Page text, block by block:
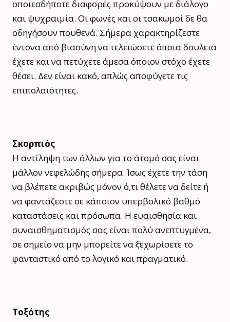
οποιεσδήποτε διαφορές προκύψουν με διάλογο
και ψυχραιμία. Οι φωνές και οι τσακωμοί δε θα
οδηγήσουν πουθενά. Σήμερα χαρακτηρίζεστε
έντονα από βιασύνη να τελειώσετε όποια δουλειά
έχετε και να πετύχετε άμεσα όποιον στόχο έχετε
θέσει. Δεν είναι κακό, απλώς αποφύγετε τις
επιπολαιότητες.
Σκορπιός
Η αντίληψη των άλλων για το άτομό σας είναι
μάλλον νεφελώδης σήμερα. Ίσως έχετε την τάση
να βλέπετε ακριβώς μόνον ό,τι θέλετε να δείτε ή
να φαντάζεστε σε κάποιον υπερβολικό βαθμό
καταστάσεις και πρόσωπα. Η ευαισθησία και
συναισθηματισμός σας είναι πολύ ανεπτυγμένα,
σε σημείο να μην μπορείτε να ξεχωρίσετε το
φανταστικό από το λογικό και πραγματικό.
Τοξότης